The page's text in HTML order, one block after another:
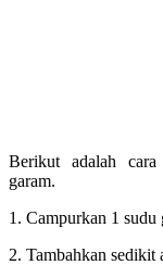
Berikut adalah cara
garam.
1. Campurkan 1 sudu
2. Tambahkan sedikit